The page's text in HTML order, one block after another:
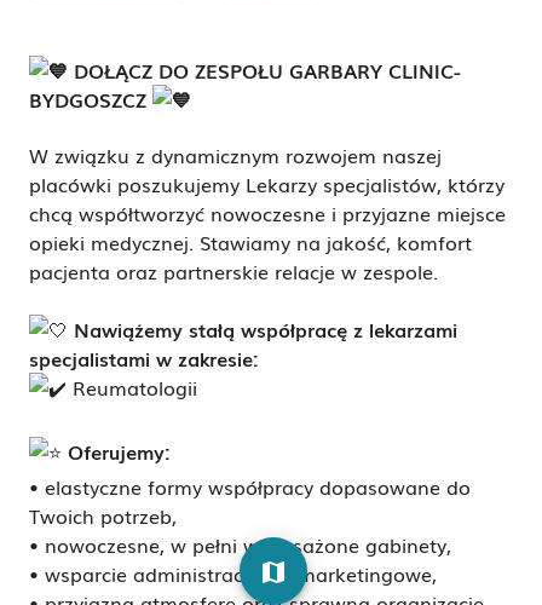
DOŁĄCZ DO ZESPOŁU GARBARY CLINIC-
BYDGOSZCZ
W związku z dynamicznym rozwojem naszej
placówki poszukujemy Lekarzy specjalistów, którzy
chcą współtworzyć nowoczesne i przyjazne miejsce
opieki medycznej. Stawiamy na jakość, komfort
pacjenta oraz partnerskie relacje w zespole.
Nawiążemy stałą współpracę z lekarzami
specjalistami w zakresie:
Reumatologii
Oferujemy:
• elastyczne formy współpracy dopasowane do
Twoich potrzeb,
• nowoczesne, w pełni wyposażone gabinety,
• wsparcie administracyjne i marketingowe,
map